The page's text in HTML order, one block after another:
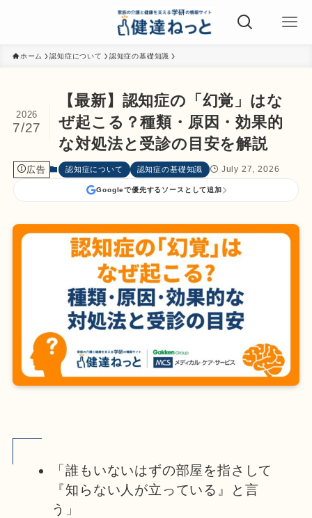
ホーム 認知症について 認知症の基礎知識
【最新】認知症の「幻覚」はな
ぜ起こる？種類・原因・効果的
な対処法と受診の目安を解説
2026
7/27
広告 認知症について 認知症の基礎知識 July 27, 2026
Googleで優先するソースとして追加
「誰もいないはずの部屋を指さして
『知らない人が立っている』と言
う」